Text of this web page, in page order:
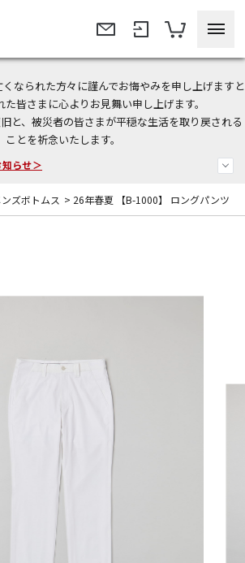
なられた方々に謹んでお悔やみを申し上げますと
た皆さまに心よりお見舞い申し上げます。
と、被災者の皆さまが平穏な生活を取り戻される
ことを祈念いたします。
発送・お問い合わせ＞
円OFFクーポンプレゼント！
らせ＞
ンズボトムス > 26年春夏 【B-1000】 ロングパンツ